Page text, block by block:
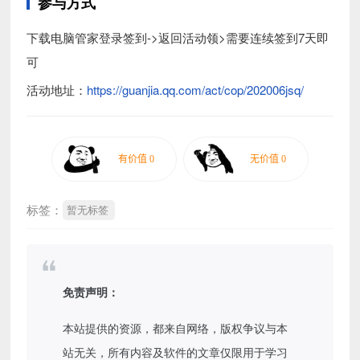
下载电脑管家登录签到->返回活动领>需要连续签到7天即
可
活动地址： https://guanjia.qq.com/act/cop/202006jsq/
标签： 暂无标签
免责声明：
本站提供的资源，都来自网络，版权争议与本
站无关，所有内容及软件的文章仅限用于学习